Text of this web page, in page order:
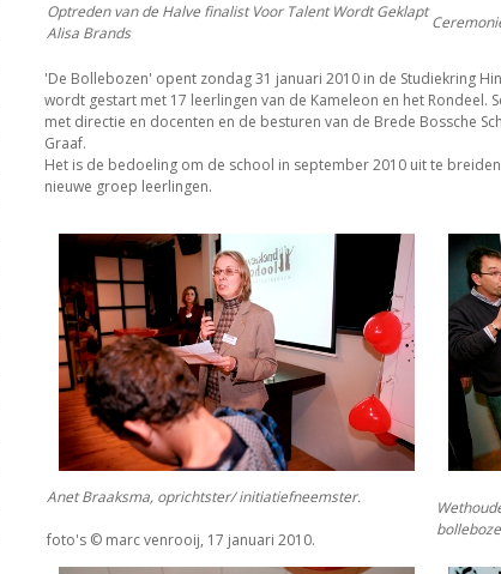
Optreden van de Halve finalist Voor Talent Wordt Geklapt
Alisa Brands
'De Bollebozen' opent zondag 31 januari 2010 in de Studiekring
wordt gestart met 17 leerlingen van de Kameleon en het Rondeel.
met directie en docenten en de besturen van de Brede Bossche
Graaf.
Het is de bedoeling om de school in september 2010 uit te
nieuwe groep leerlingen.
Anet Braaksma, oprichtster/ initiatiefneemster.
foto's © marc venrooij, 17 januari 2010.